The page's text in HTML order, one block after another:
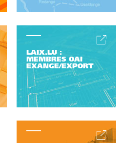
LAIX.LU :
MEMBRES OAI
EXANGE/EXPORT